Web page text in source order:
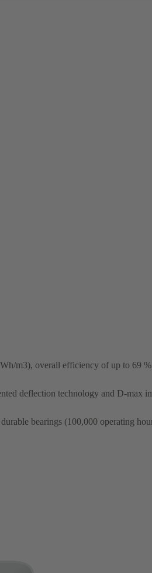
m3), overall efficiency of up to 69
deflection technology and D-max
bearings (100,000 operating